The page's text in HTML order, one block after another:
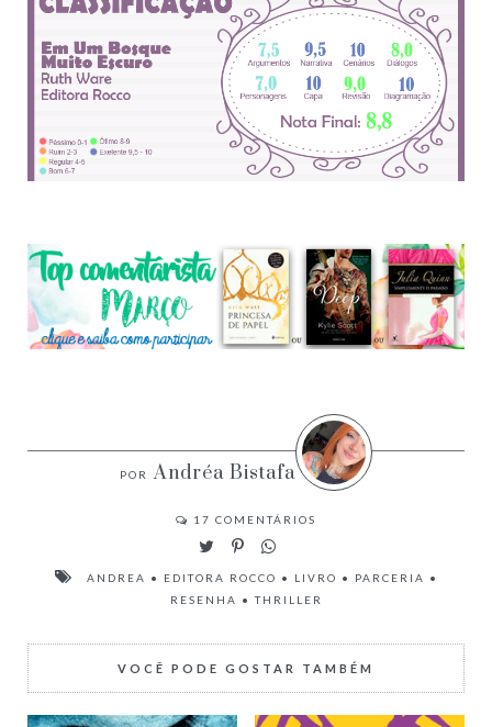
Andréa Bistafa
17 COMENTÁRIOS
ANDREA • EDITORA ROCCO • LIVRO • PARCERIA •
RESENHA •THRILLER
VOCÊ PODE GOSTAR TAMBÉM